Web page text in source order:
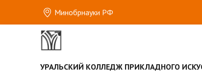
Минобрнауки РФ
УРАЛЬСКИЙ КОЛЛЕДЖ ПРИКЛАДНОГО